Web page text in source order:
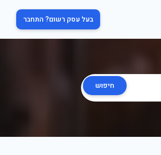
בעל עסק רשום? התחבר
חיפוש